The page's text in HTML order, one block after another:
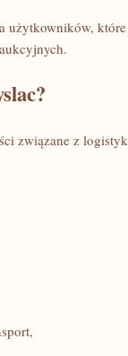
użytkowników,
związane z